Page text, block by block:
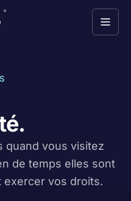
quand vous visitez
de temps elles sont
exercer vos droits.